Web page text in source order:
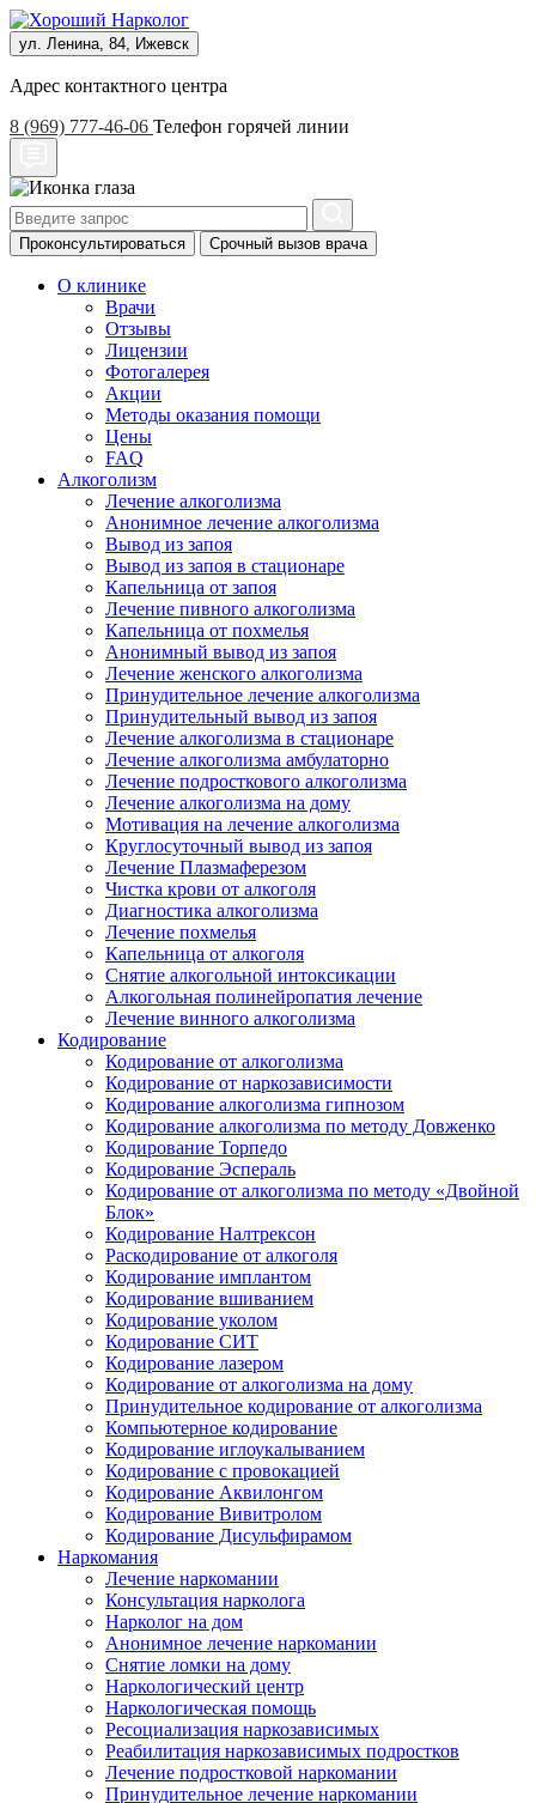
ул. Ленина, 84, Ижевск
Адрес контактного центра
8 (969) 777-46-06 Телефон горячей линии
Проконсультироваться Срочный вызов врача
О клинике
Врачи
Отзывы
Лицензии
Фотогалерея
Акции
Методы оказания помощи
Цены
FAQ
Алкоголизм
Лечение алкоголизма
Анонимное лечение алкоголизма
Вывод из запоя
Вывод из запоя в стационаре
Капельница от запоя
Лечение пивного алкоголизма
Капельница от похмелья
Анонимный вывод из запоя
Лечение женского алкоголизма
Принудительное лечение алкоголизма
Принудительный вывод из запоя
Лечение алкоголизма в стационаре
Лечение алкоголизма амбулаторно
Лечение подросткового алкоголизма
Лечение алкоголизма на дому
Мотивация на лечение алкоголизма
Круглосуточный вывод из запоя
Лечение Плазмаферезом
Чистка крови от алкоголя
Диагностика алкоголизма
Лечение похмелья
Капельница от алкоголя
Снятие алкогольной интоксикации
Алкогольная полинейропатия лечение
Лечение винного алкоголизма
Кодирование
Кодирование от алкоголизма
Кодирование от наркозависимости
Кодирование алкоголизма гипнозом
Кодирование алкоголизма по методу Довженко
Кодирование Торпедо
Кодирование Эспераль
Кодирование от алкоголизма по методу «Двойной
Блок»
Кодирование Налтрексон
Раскодирование от алкоголя
Кодирование имплантом
Кодирование вшиванием
Кодирование уколом
Кодирование СИТ
Кодирование лазером
Кодирование от алкоголизма на дому
Принудительное кодирование от алкоголизма
Компьютерное кодирование
Кодирование иглоукалыванием
Кодирование с провокацией
Кодирование Аквилонгом
Кодирование Вивитролом
Кодирование Дисульфирамом
Наркомания
Лечение наркомании
Консультация нарколога
Нарколог на дом
Анонимное лечение наркомании
Снятие ломки на дому
Наркологический центр
Наркологическая помощь
Ресоциализация наркозависимых
Реабилитация наркозависимых подростков
Лечение подростковой наркомании
Принудительное лечение наркомании